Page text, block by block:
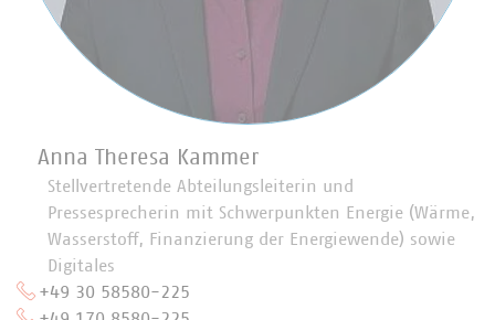
Anna Theresa Kammer
Stellvertretende Abteilungsleiterin und
Pressesprecherin mit Schwerpunkten Energie (Wärme,
Wasserstoff, Finanzierung der Energiewende) sowie
Digitales
+49 30 58580-225